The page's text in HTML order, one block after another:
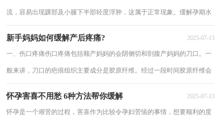
流，容易出现踝部及小腿下半部轻度浮肿，这属于正常现象。缓解孕期水
新手妈妈如何缓解产后疼痛? 2025-07-13
一、伤口疼痛伤口疼痛包括顺产妈妈的会阴侧切和剖腹产妈妈的刀口。一
般来讲，刀口的疤痕组织主要成分是胶原纤维。经过一段时间胶原纤维会
怀孕害喜不用愁 6种方法帮你缓解 2025-07-13
怀孕是一个艰苦的过程，害喜作为比较令孕妇苦恼的事情，想要顺利的度